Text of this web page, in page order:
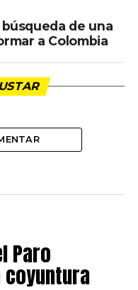
de una
a Colombia
Paro
coyuntura